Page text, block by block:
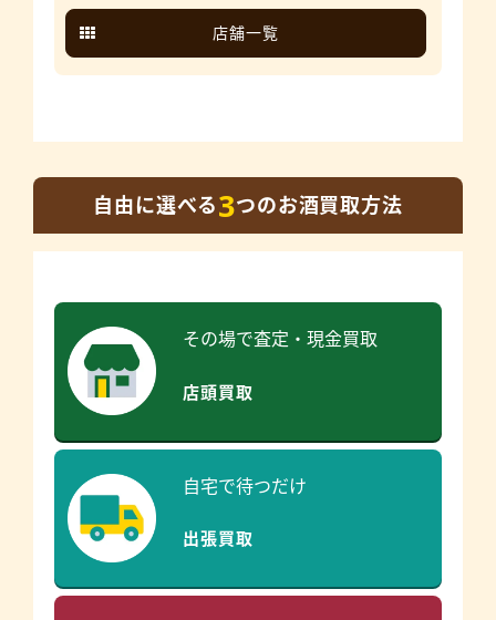
店舗一覧
自由に選べる3つのお酒買取方法
その場で査定・現金買取
店頭買取
自宅で待つだけ
出張買取